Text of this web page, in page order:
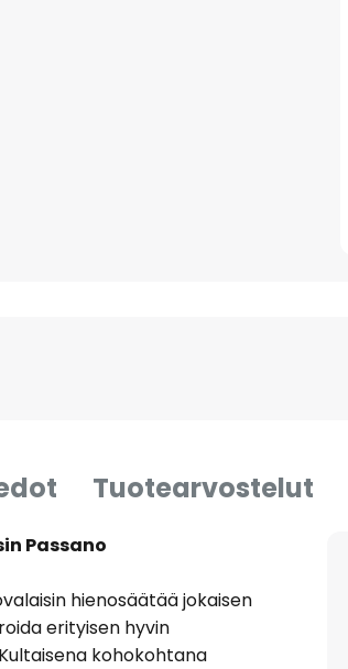
Tuotearvostelut
Passano
hienosäätää jokaisen
erityisen hyvin
kohokohtana